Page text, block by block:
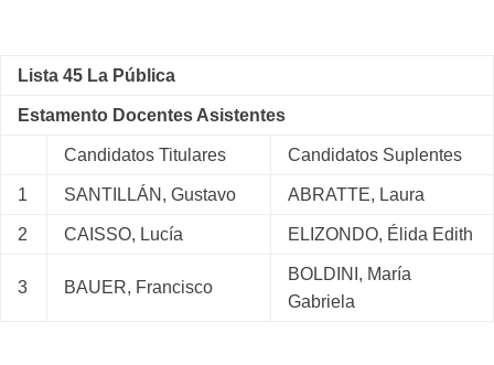
Lista 45 La Pública
Estamento Docentes Asistentes
Candidatos Titulares Candidatos Suplentes
1 SANTILLÁN, Gustavo ABRATTE, Laura
2 CAISSO, Lucía ELIZONDO, Élida Edith
3 BAUER, Francisco
BOLDINI, María
Gabriela